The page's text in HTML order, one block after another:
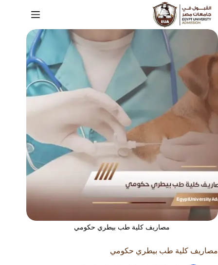
مصاريف كلية طب بيطري حكومي
مصاريف كلية طب بيطري حكومي